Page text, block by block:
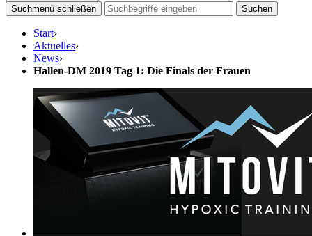
Suchmenü schließen
Suchen
Start›
Aktuelles›
News›
Hallen-DM 2019 Tag 1: Die Finals der Frauen